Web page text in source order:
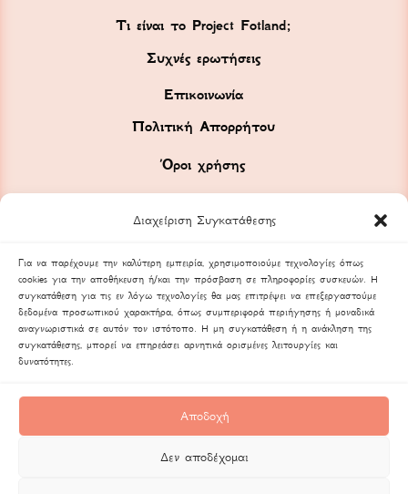
Διαχείριση Συγκατάθεσης
Για να παρέχουμε την καλύτερη εμπειρία, χρησιμοποιούμε τεχνολογίες όπως
cookies για την αποθήκευση ή/και την πρόσβαση σε πληροφορίες συσκευών. Η
συγκατάθεση για τις εν λόγω τεχνολογίες θα μας επιτρέψει να επεξεργαστούμε
δεδομένα προσωπικού χαρακτήρα, όπως συμπεριφορά περιήγησης ή μοναδικά
αναγνωριστικά σε αυτόν τον ιστότοπο. Η μη συγκατάθεση ή η ανάκληση της
συγκατάθεσης, μπορεί να επηρεάσει αρνητικά ορισμένες λειτουργίες και
δυνατότητες.
Αποδοχή
Δεν αποδέχομαι
Τι είναι το Project Fotland;
Συχνές ερωτήσεις
Επικοινωνία
Πολιτική Απορρήτου
Όροι χρήσης